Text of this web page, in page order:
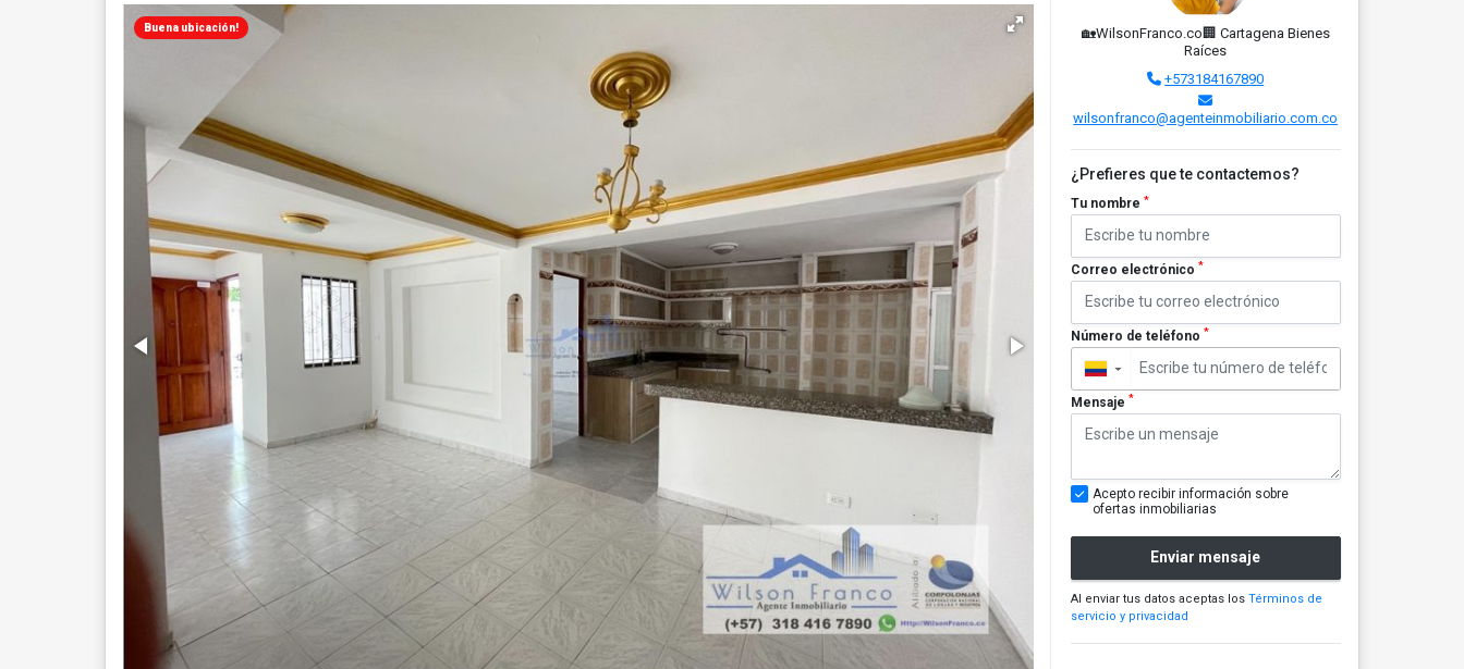
Buena ubicación!
🏡WilsonFranco.co🏢 Cartagena Bienes
Raíces
+573184167890
wilsonfranco@agenteinmobiliario.com.co
¿Prefieres que te contactemos?
Tu nombre *
Correo electrónico *
Número de teléfono *
▼
Mensaje *
Acepto recibir información sobre
ofertas inmobiliarias
Enviar mensaje
Al enviar tus datos aceptas los Términos de
servicio y privacidad